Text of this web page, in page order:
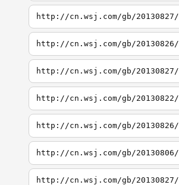
http://cn.wsj.com/gb/20130827/
http://cn.wsj.com/gb/20130826/
http://cn.wsj.com/gb/20130827/
http://cn.wsj.com/gb/20130822/
http://cn.wsj.com/gb/20130826/
http://cn.wsj.com/gb/20130806/
http://cn.wsj.com/gb/20130827/